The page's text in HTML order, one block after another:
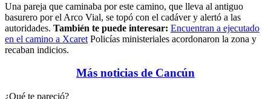
Una pareja que caminaba por este camino, que lleva al antiguo
basurero por el Arco Vial, se topó con el cadáver y alertó a las
autoridades. También te puede interesar: Encuentran a ejecutado
en el camino a Xcaret Policías ministeriales acordonaron la zona y
recaban indicios.
Más noticias de Cancún
¿Qué te pareció?